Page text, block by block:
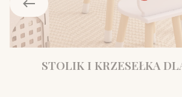
STOLIK I KRZESEŁKA